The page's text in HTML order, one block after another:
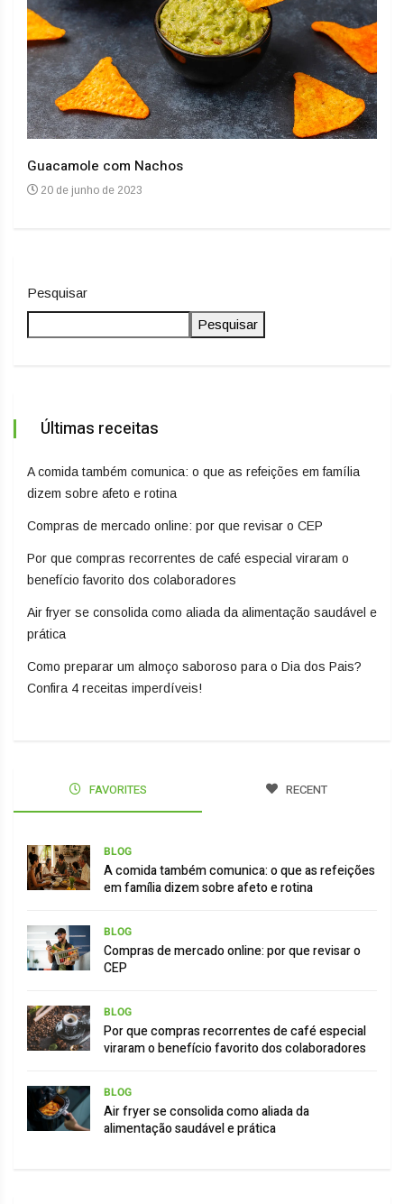
Guacamole com Nachos
20 de junho de 2023
Pesquisar
Pesquisar
Últimas receitas
A comida também comunica: o que as refeições em família
dizem sobre afeto e rotina
Compras de mercado online: por que revisar o CEP
Por que compras recorrentes de café especial viraram o
benefício favorito dos colaboradores
Air fryer se consolida como aliada da alimentação saudável e
prática
Como preparar um almoço saboroso para o Dia dos Pais?
Confira 4 receitas imperdíveis!
FAVORITES RECENT
BLOG
A comida também comunica: o que as refeições
em família dizem sobre afeto e rotina
BLOG
Compras de mercado online: por que revisar o
CEP
BLOG
Por que compras recorrentes de café especial
viraram o benefício favorito dos colaboradores
BLOG
Air fryer se consolida como aliada da
alimentação saudável e prática